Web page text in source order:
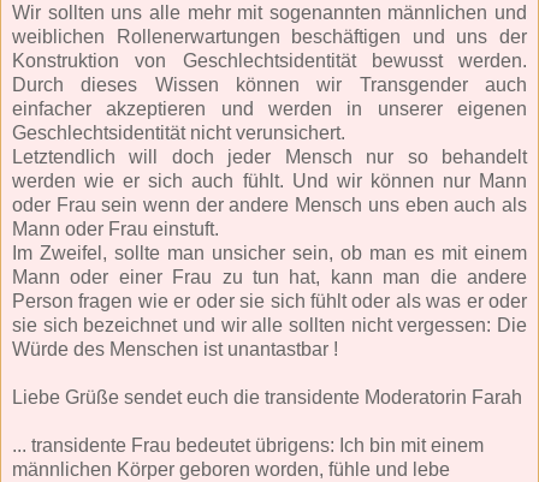
Wir sollten uns alle mehr mit sogenannten männlichen und
weiblichen Rollenerwartungen beschäftigen und uns der
Konstruktion von Geschlechtsidentität bewusst werden.
Durch dieses Wissen können wir Transgender auch
einfacher akzeptieren und werden in unserer eigenen
Geschlechtsidentität nicht verunsichert.
Letztendlich will doch jeder Mensch nur so behandelt
werden wie er sich auch fühlt. Und wir können nur Mann
oder Frau sein wenn der andere Mensch uns eben auch als
Mann oder Frau einstuft.
Im Zweifel, sollte man unsicher sein, ob man es mit einem
Mann oder einer Frau zu tun hat, kann man die andere
Person fragen wie er oder sie sich fühlt oder als was er oder
sie sich bezeichnet und wir alle sollten nicht vergessen: Die
Würde des Menschen ist unantastbar !
Liebe Grüße sendet euch die transidente Moderatorin Farah
... transidente Frau bedeutet übrigens: Ich bin mit einem
männlichen Körper geboren worden, fühle und lebe